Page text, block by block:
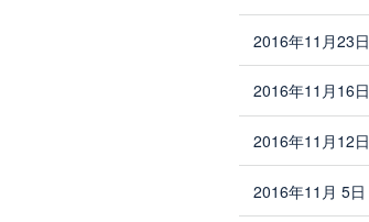
2016年11月23日
2016年11月16日
2016年11月12日
2016年11月 5日